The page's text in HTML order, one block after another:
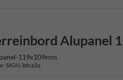
Alupanel
119x109mm
SIGN.3dca3a